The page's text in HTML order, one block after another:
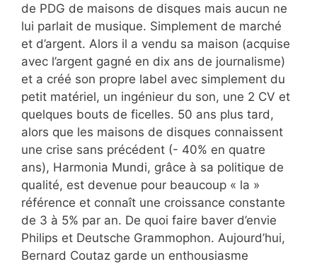
de PDG de maisons de disques mais aucun ne
lui parlait de musique. Simplement de marché
et d’argent. Alors il a vendu sa maison (acquise
avec l’argent gagné en dix ans de journalisme)
et a créé son propre label avec simplement du
petit matériel, un ingénieur du son, une 2 CV et
quelques bouts de ficelles. 50 ans plus tard,
alors que les maisons de disques connaissent
une crise sans précédent (- 40% en quatre
ans), Harmonia Mundi, grâce à sa politique de
qualité, est devenue pour beaucoup « la »
référence et connaît une croissance constante
de 3 à 5% par an. De quoi faire baver d’envie
Philips et Deutsche Grammophon. Aujourd’hui,
Bernard Coutaz garde un enthousiasme